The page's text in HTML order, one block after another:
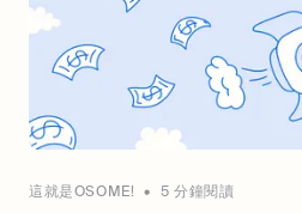
電子商務
銀行業務,
這就是OSOME! 5 分鐘閱讀